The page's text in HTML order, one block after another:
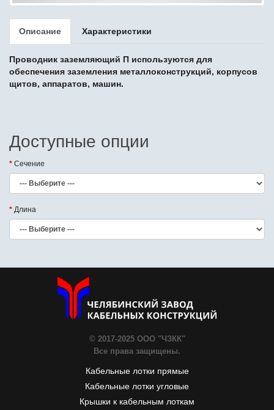
Описание Характеристики
Проводник заземляющий П используются для
обеспечения заземления металлоконструкций, корпусов
щитов, аппаратов, машин.
Доступные опции
Сечение
Длина
© 2017-2025 ООО "ЧЗКК"
Все права защищены.
Кабельные лотки прямые
Кабельные лотки угловые
Крышки к кабельным лоткам